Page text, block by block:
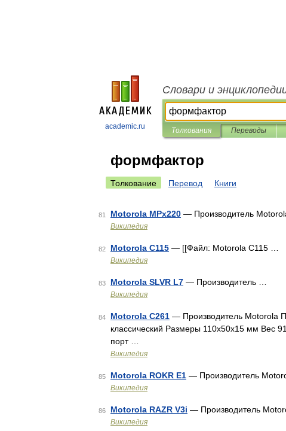
academic.ru
Словари и
Толкования Переводы
формфактор
Толкование Перевод Книги
81 Motorola MPx220 — Производитель
Википедия
82 Motorola C115 — [[Файл: Motorola C115 …
Википедия
83 Motorola SLVR L7 — Производитель …
Википедия
84 Motorola C261 — Производитель Motorola
классический Размеры 110x50x15 мм Вес
порт …
Википедия
85 Motorola ROKR E1 — Производитель
Википедия
86 Motorola RAZR V3i — Производитель
Википедия